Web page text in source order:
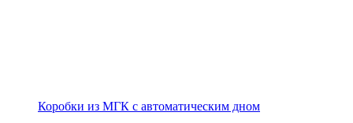
Коробки из МГК с автоматическим дном